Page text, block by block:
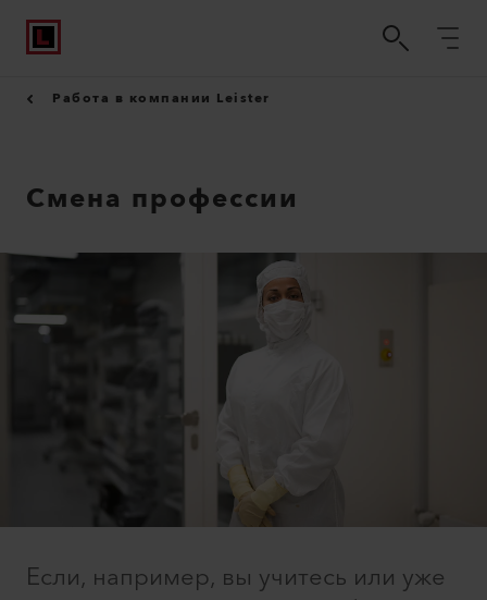
Работа в компании Leister
Смена профессии
Если, например, вы учитесь или уже